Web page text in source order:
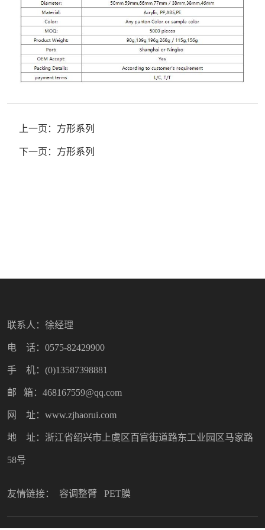
上一页： 方形系列
下一页： 方形系列
联系人：徐经理
电 话：0575-82429900
手 机：(0)13587398881
邮 箱：468167559@qq.com
网 址：www.zjhaorui.com
地 址：浙江省绍兴市上虞区百官街道路东工业园区马家路
58号
友情链接： 容调整臂 PET膜